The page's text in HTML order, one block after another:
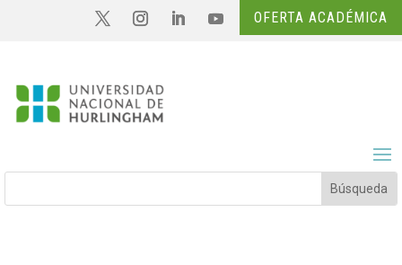
OFERTA ACADÉMICA